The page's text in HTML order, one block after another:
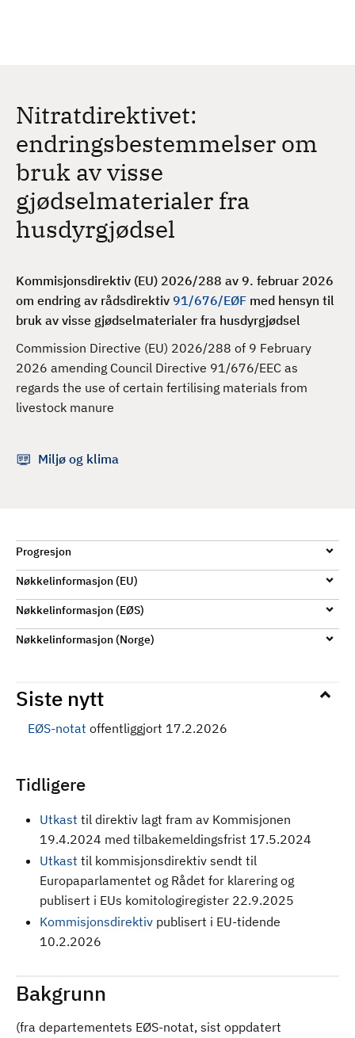
Nitratdirektivet:
endringsbestemmelser om
bruk av visse
gjødselmaterialer fra
husdyrgjødsel
Kommisjonsdirektiv (EU) 2026/288 av 9. februar 2026
om endring av rådsdirektiv 91/676/EØF med hensyn til
bruk av visse gjødselmaterialer fra husdyrgjødsel
Commission Directive (EU) 2026/288 of 9 February
2026 amending Council Directive 91/676/EEC as
regards the use of certain fertilising materials from
livestock manure
Miljø og klima
Progresjon
Nøkkelinformasjon (EU)
Nøkkelinformasjon (EØS)
Nøkkelinformasjon (Norge)
Siste nytt
EØS-notat offentliggjort 17.2.2026
Tidligere
Utkast til direktiv lagt fram av Kommisjonen
19.4.2024 med tilbakemeldingsfrist 17.5.2024
Utkast til kommisjonsdirektiv sendt til
Europaparlamentet og Rådet for klarering og
publisert i EUs komitologiregister 22.9.2025
Kommisjonsdirektiv publisert i EU-tidende
10.2.2026
Bakgrunn
(fra departementets EØS-notat, sist oppdatert